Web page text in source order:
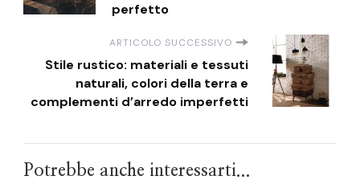
perfetto
ARTICOLO SUCCESSIVO
Stile rustico: materiali e tessuti
naturali, colori della terra e
complementi d’arredo imperfetti
Potrebbe anche interessarti...